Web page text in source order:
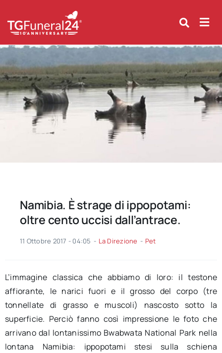
content
Namibia. È strage di ippopotami:
oltre cento uccisi dall’antrace.
11 Ottobre 2017 - 04:05 - La Direzione - Pet
L’immagine classica che abbiamo di loro: il testone
affiorante, le narici fuori e il grosso del corpo (tre
tonnellate di grasso e muscoli) nascosto sotto la
superficie. Perciò fanno così impressione le foto che
arrivano dal lontanissimo Bwabwata National Park nella
lontana Namibia: ippopotami stesi sulla schiena